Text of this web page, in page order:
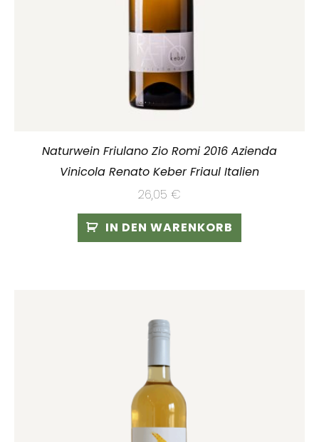
Naturwein Friulano Zio Romi 2016 Azienda
Vinicola Renato Keber Friaul Italien
26,05 €
IN DEN WARENKORB